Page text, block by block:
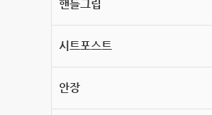
핸들그립
시트포스트
안장